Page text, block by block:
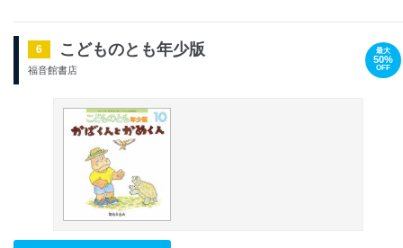
6 こどものとも年少版
福音館書店
最大
50%
OFF